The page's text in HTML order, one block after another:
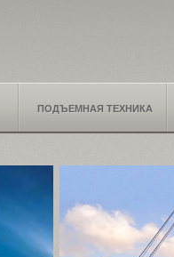
ПОДЪЕМНАЯ ТЕХНИКА